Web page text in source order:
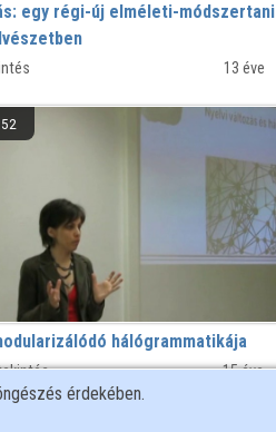
egy régi-új elméleti-módszertani
13 éve
hálógrammatikája
15 éve
érdekében.